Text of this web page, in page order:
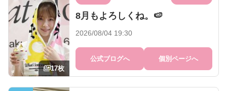
17枚
8月もよろしくね。🍉
2026/08/04 19:30
公式ブログへ 個別ページへ